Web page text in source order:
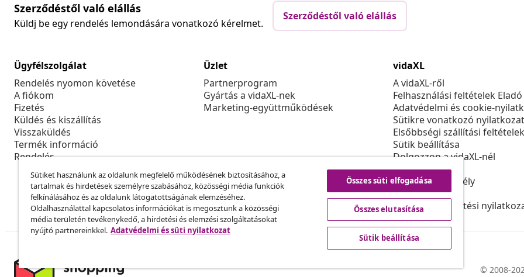
Szerződéstől való elállás
Küldj be egy rendelés lemondására vonatkozó kérelmet.
Szerződéstől való elállás
Ügyfélszolgálat
Rendelés nyomon követése
A fiókom
Fizetés
Küldés és kiszállítás
Visszaküldés
Termék információ
Rendelés
Üzlet
Partnerprogram
Gyártás a vidaXL-nek
Marketing-együttműködések
vidaXL
A vidaXL-ről
Felhasználási feltételek Eladó
Adatvédelmi és cookie-
Sütikre vonatkozó nyilatkozat
Elsőbbségi szállítási feltételek
Sütik beállítása
Dolgozzon a vidaXL-nél
Biztonsági
EU felelős személy
Politikával EPR
Akadálymentesítési
© 2008-
Sütiket használunk az oldalunk megfelelő működésének biztosításához, a
tartalmak és hirdetések személyre szabásához, közösségi média funkciók
felkínálásához és az oldalunk látogatottságának elemzéséhez.
Oldalhasználattal kapcsolatos információkat is megosztunk a közösségi
média területén tevékenykedő, a hirdetési és elemzési szolgáltatásokat
nyújtó partnereinkkel. Adatvédelmi és süti nyilatkozat
Összes süti elfogadása
Összes elutasítása
Sütik beállítása